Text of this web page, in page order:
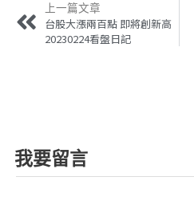
上一篇文章
台股大漲兩百點 即將創新高
20230224看盤日記
我要留言